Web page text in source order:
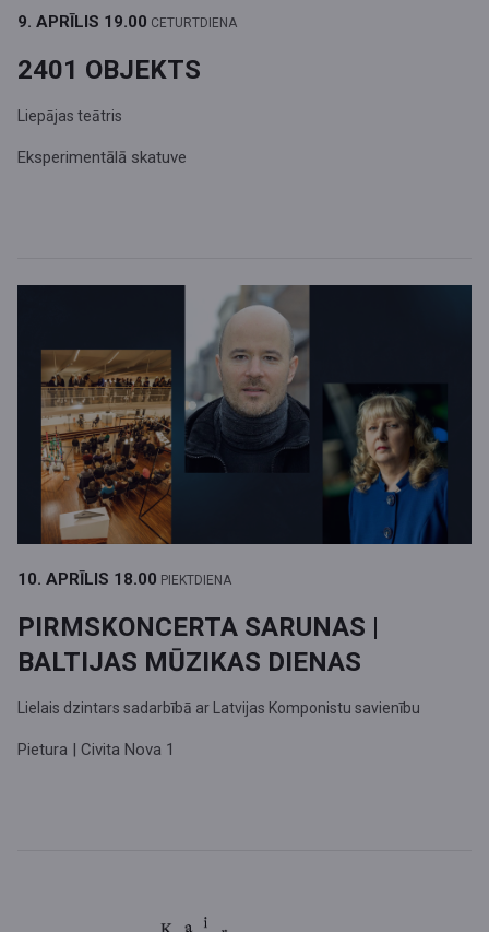
9. APRĪLIS 19.00 CETURTDIENA
2401 OBJEKTS
Liepājas teātris
Eksperimentālā skatuve
10. APRĪLIS 18.00 PIEKTDIENA
PIRMSKONCERTA SARUNAS |
BALTIJAS MŪZIKAS DIENAS
Lielais dzintars sadarbībā ar Latvijas Komponistu savienību
Pietura | Civita Nova 1